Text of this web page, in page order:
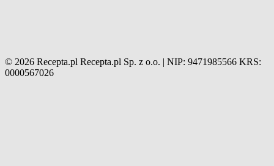
© 2026 Recepta.pl Recepta.pl Sp. z o.o. | NIP: 9471985566 KRS:
0000567026